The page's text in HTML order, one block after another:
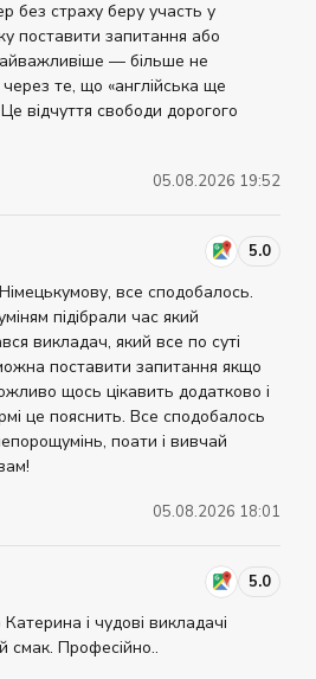
без страху беру участь у
поставити запитання або
— більше не
те, що «англійська ще
відчуття свободи дорогого
05.08.2026 19:52
5.0
все сподобалось.
підібрали час який
викладач, який все по суті
поставити запитання якщо
щось цікавить додатково і
це пояснить. Все сподобалось
поати і вивчай
05.08.2026 18:01
5.0
і чудові викладачі
смак. Професійно..